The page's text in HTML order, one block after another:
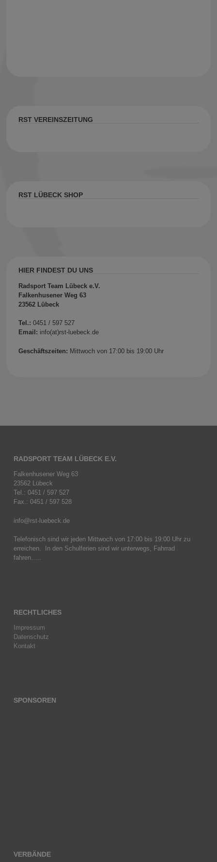
RST VEREINSZEITUNG
RST LÜBECK SHOP
HIER FINDEST DU UNS
Radsport Team Lübeck e.V.
Falkenhusener Weg 63
23562 Lübeck
Tel.: 0451 / 597 527
Email: info(at)rst-luebeck.de
Geschäftszeiten: Mittwoch von 17:00 bis 19:00 Uhr
RADSPORT TEAM LÜBECK E.V.
Falkenhusener Weg 63
23562 Lübeck
Tel.: 0451 / 597 527
Fax.: 0451 / 597 528
info@rst-luebeck.de
Telefonisch sind wir jeden Mittwoch von 17:00 bis 19:00 Uhr zu
erreichen. In den Schulferien sind wir unterwegs, Fahrrad
fahren…..
RECHTLICHES
Impressum
Datenschutz
Kontakt
SPONSOREN
VERBÄNDE